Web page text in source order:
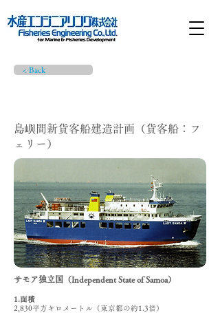
< Back
島嶼間新貨客船建造計画（貨客船：フ
ェリー）
サモア独立国（Independent State of Samoa）
1.面積
2,830平方キロメートル（東京都の約1.3倍）